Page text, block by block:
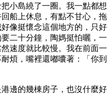
小島繞了一圈。我一點都想
船上休息，有點不甘心，拖
像挺懷念這個地方的，只好
二十分鐘，陶媽挺怕曬，一
速度就比較慢。我在前面一
煩，嘴裡還嘟囔著：「你到
邊的幾棟房子，也沒什麼好